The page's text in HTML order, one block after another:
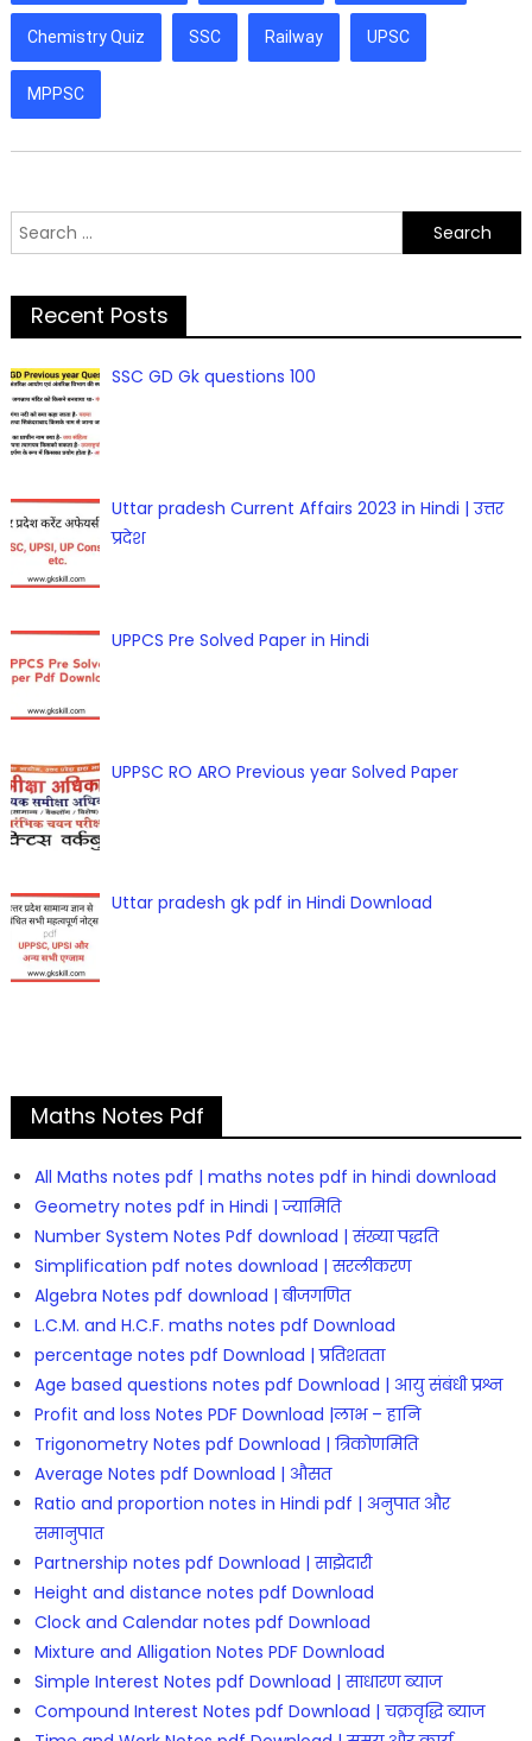
Chemistry Quiz SSC Railway UPSC
MPPSC
Search
for:
Recent Posts
SSC GD Gk questions 100
Uttar pradesh Current Affairs 2023 in Hindi | उत्तर
प्रदेश
UPPCS Pre Solved Paper in Hindi
UPPSC RO ARO Previous year Solved Paper
Uttar pradesh gk pdf in Hindi Download
Maths Notes Pdf
All Maths notes pdf | maths notes pdf in hindi download
Geometry notes pdf in Hindi | ज्यामिति
Number System Notes Pdf download | संख्या पद्धति
Simplification pdf notes download | सरलीकरण
Algebra Notes pdf download | बीजगणित
L.C.M. and H.C.F. maths notes pdf Download
percentage notes pdf Download | प्रतिशतता
Age based questions notes pdf Download | आयु संबंधी प्रश्न
Profit and loss Notes PDF Download |लाभ – हानि
Trigonometry Notes pdf Download | त्रिकोणमिति
Average Notes pdf Download | औसत
Ratio and proportion notes in Hindi pdf | अनुपात और
समानुपात
Partnership notes pdf Download | साझेदारी
Height and distance notes pdf Download
Clock and Calendar notes pdf Download
Mixture and Alligation Notes PDF Download
Simple Interest Notes pdf Download | साधारण ब्याज
Compound Interest Notes pdf Download | चक्रवृद्धि ब्याज